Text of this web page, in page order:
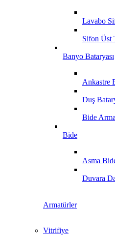
Lavabo
Sifon Üst
Banyo Bataryası
Ankastre
Duş
Bide
Bide
Asma
Duvara
Armatürler
Vitrifiye